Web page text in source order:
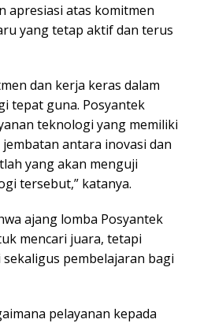
apresiasi atas komitmen
yang tetap aktif dan terus
dan kerja keras dalam
tepat guna. Posyantek
teknologi yang memiliki
antara inovasi dan
yang akan menguji
tersebut,” katanya.
ajang lomba Posyantek
mencari juara, tetapi
pembelajaran bagi
pelayanan kepada